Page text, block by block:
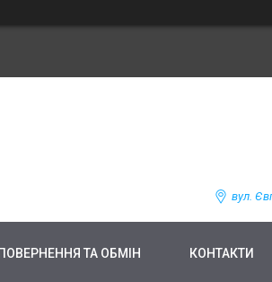
вул.
ТА ОБМІН КОНТАКТИ